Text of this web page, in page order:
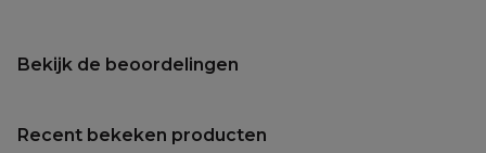
Bekijk de beoordelingen
Recent bekeken producten